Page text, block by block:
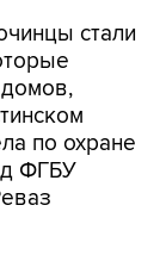
стали
по охране
ФГБУ